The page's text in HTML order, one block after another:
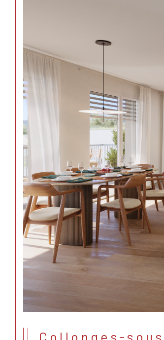
Collonges-